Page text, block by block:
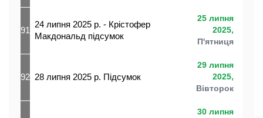
91
24 липня 2025 р. - Крістофер
Макдональд підсумок
25 липня
2025,
П'ятниця
92 28 липня 2025 р. Підсумок
29 липня
2025,
Вівторок
30 липня